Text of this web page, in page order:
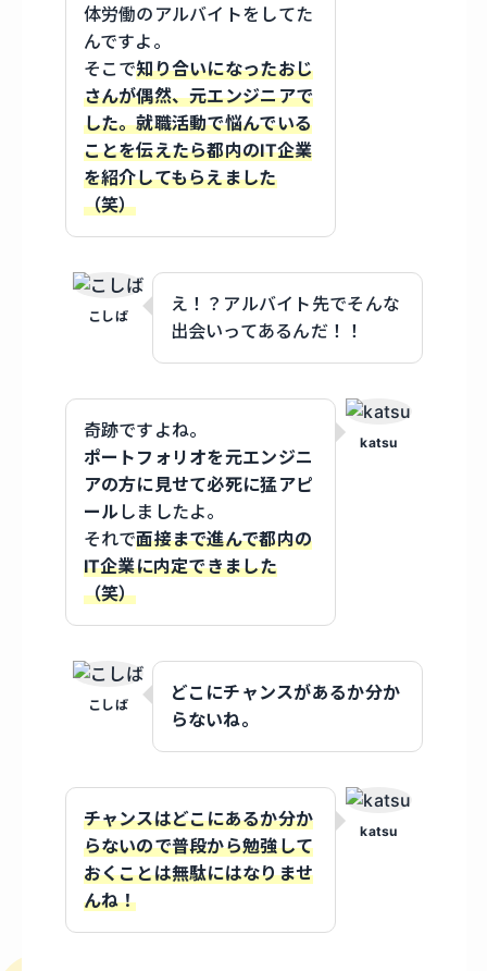
体労働のアルバイトをしてた
んですよ。
そこで知り合いになったおじ
さんが偶然、元エンジニアで
した。就職活動で悩んでいる
ことを伝えたら都内のIT企業
を紹介してもらえました
（笑）
こしば
え！？アルバイト先でそんな
出会いってあるんだ！！
katsu
奇跡ですよね。
ポートフォリオを元エンジニ
アの方に見せて必死に猛アピ
ール しましたよ。
それで面接まで進んで都内の
IT企業に内定できました
（笑）
こしば
どこにチャンスがあるか分か
らないね。
katsu
チャンスはどこにあるか分か
らないので普段から勉強して
おくことは無駄にはなりませ
んね！